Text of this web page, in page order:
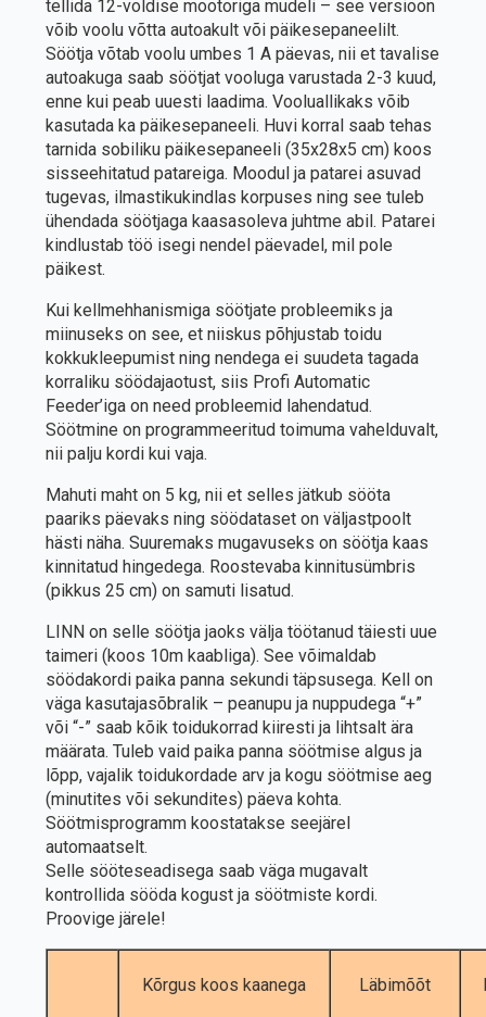
tellida 12-voldise mootoriga mudeli – see versioon
võib voolu võtta autoakult või päikesepaneelilt.
Söötja võtab voolu umbes 1 A päevas, nii et tavalise
autoakuga saab söötjat vooluga varustada 2-3 kuud,
enne kui peab uuesti laadima. Vooluallikaks võib
kasutada ka päikesepaneeli. Huvi korral saab tehas
tarnida sobiliku päikesepaneeli (35x28x5 cm) koos
sisseehitatud patareiga. Moodul ja patarei asuvad
tugevas, ilmastikukindlas korpuses ning see tuleb
ühendada söötjaga kaasasoleva juhtme abil. Patarei
kindlustab töö isegi nendel päevadel, mil pole
päikest.
Kui kellmehhanismiga söötjate probleemiks ja
miinuseks on see, et niiskus põhjustab toidu
kokkukleepumist ning nendega ei suudeta tagada
korraliku söödajaotust, siis Profi Automatic
Feeder’iga on need probleemid lahendatud.
Söötmine on programmeeritud toimuma vahelduvalt,
nii palju kordi kui vaja.
Mahuti maht on 5 kg, nii et selles jätkub sööta
paariks päevaks ning söödataset on väljastpoolt
hästi näha. Suuremaks mugavuseks on söötja kaas
kinnitatud hingedega. Roostevaba kinnitusümbris
(pikkus 25 cm) on samuti lisatud.
LINN on selle söötja jaoks välja töötanud täiesti uue
taimeri (koos 10m kaabliga). See võimaldab
söödakordi paika panna sekundi täpsusega. Kell on
väga kasutajasõbralik – peanupu ja nuppudega “+”
või “-” saab kõik toidukorrad kiiresti ja lihtsalt ära
määrata. Tuleb vaid paika panna söötmise algus ja
lõpp, vajalik toidukordade arv ja kogu söötmise aeg
(minutites või sekundites) päeva kohta.
Söötmisprogramm koostatakse seejärel
automaatselt.
Selle sööteseadisega saab väga mugavalt
kontrollida sööda kogust ja söötmiste kordi.
Proovige järele!
Kõrgus koos kaanega Läbimõõt